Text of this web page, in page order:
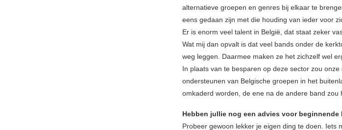
alternatieve groepen en genres bij elkaar te
eens gedaan zijn met die houding van ieder voor
Er is enorm veel talent in België, dat staat zeker
Wat mij dan opvalt is dat veel bands onder de
weg leggen. Daarmee maken ze het zichzelf wel
In plaats van te besparen op deze sector zou
ondersteunen van Belgische groepen in het
omkaderd worden, de ene na de andere band zou
Hebben jullie nog een advies voor beginnende
Probeer gewoon lekker je eigen ding te doen. Iets